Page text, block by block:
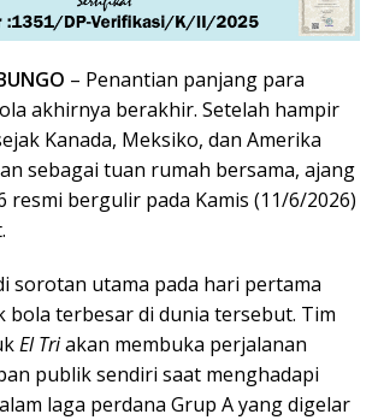
– Penantian panjang para
akhirnya berakhir. Setelah hampir
Kanada, Meksiko, dan Amerika
sebagai tuan rumah bersama, ajang
resmi bergulir pada Kamis (11/6/2026)
sorotan utama pada hari pertama
bola terbesar di dunia tersebut. Tim
El Triakan membuka perjalanan
publik sendiri saat menghadapi
laga perdana Grup A yang digelar